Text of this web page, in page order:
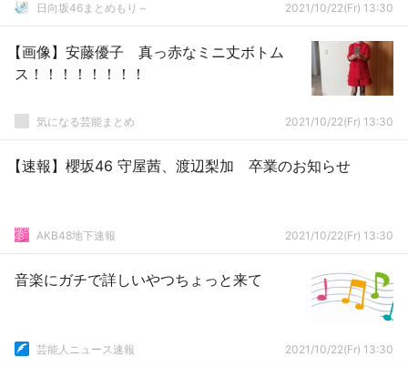
日向坂46まとめもり～ 2021/10/22(Fr) 13:30
【画像】安藤優子 真っ赤なミニ丈ボトム
ス！！！！！！！！
気になる芸能まとめ 2021/10/22(Fr) 13:30
【速報】櫻坂46 守屋茜、渡辺梨加 卒業のお知らせ
AKB48地下速報 2021/10/22(Fr) 13:30
音楽にガチで詳しいやつちょっと来て
芸能人ニュース速報 2021/10/22(Fr) 13:30